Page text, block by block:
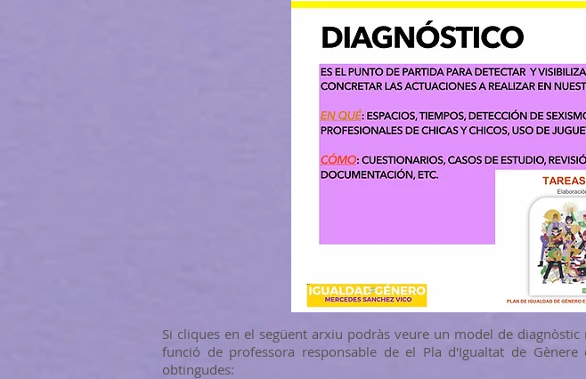
Si cliques en el següent arxiu podràs veure un model de
funció de professora responsable de el Pla d'Igualtat de
obtingudes: